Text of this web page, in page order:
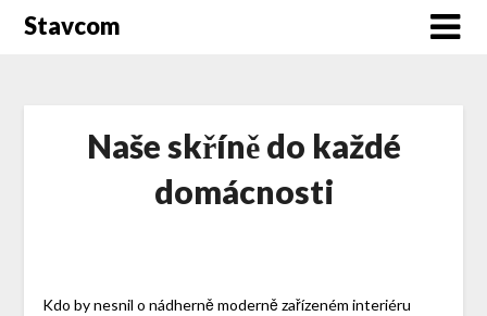
Stavcom
Naše skříně do každé
domácnosti
Kdo by nesnil o nádherně moderně zařízeném interiéru